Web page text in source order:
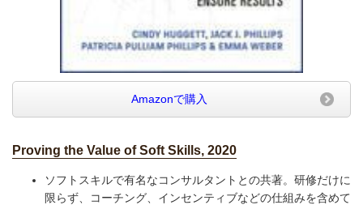
Amazonで購入
Proving the Value of Soft Skills, 2020
ソフトスキルで有名なコンサルタントとの共著。研修だけに
限らず、コーチング、インセンティブなどの仕組みを含めて